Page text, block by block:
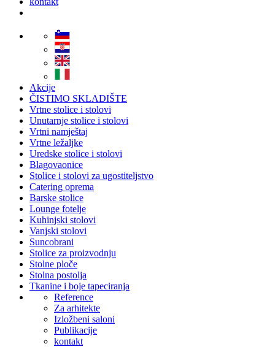
Akcije
ČISTIMO SKLADIŠTE
Vrtne stolice i stolovi
Unutarnje stolice i stolovi
Vrtni namještaj
Vrtne ležaljke
Uredske stolice i stolovi
Blagovaonice
Stolice i stolovi za ugostiteljstvo
Catering oprema
Barske stolice
Lounge fotelje
Kuhinjski stolovi
Vanjski stolovi
Suncobrani
Stolice za proizvodnju
Stolne ploče
Stolna postolja
Tkanine i boje tapeciranja
Reference
Za arhitekte
Izložbeni saloni
Publikacije
kontakt